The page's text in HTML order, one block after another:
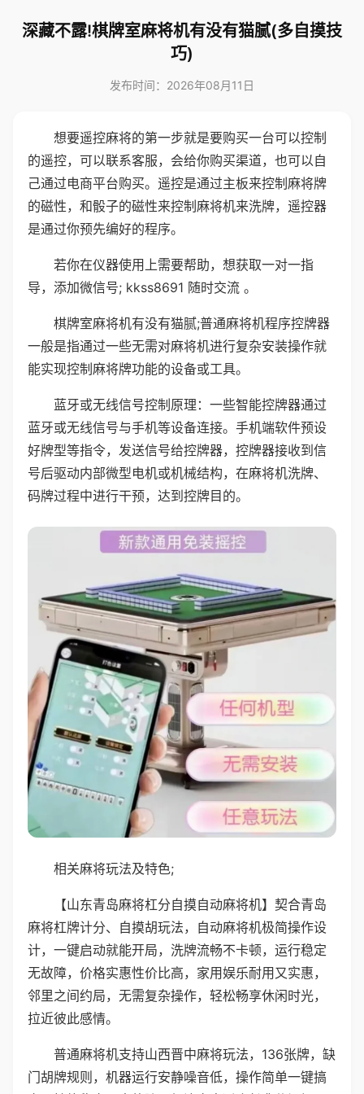
深藏不露!棋牌室麻将机有没有猫腻(多自摸技
巧)
发布时间：2026年08月11日
想要遥控麻将的第一步就是要购买一台可以控制
的遥控，可以联系客服，会给你购买渠道，也可以自
己通过电商平台购买。遥控是通过主板来控制麻将牌
的磁性，和骰子的磁性来控制麻将机来洗牌，遥控器
是通过你预先编好的程序。
若你在仪器使用上需要帮助，想获取一对一指
导，添加微信号; kkss8691 随时交流 。
棋牌室麻将机有没有猫腻;普通麻将机程序控牌器
一般是指通过一些无需对麻将机进行复杂安装操作就
能实现控制麻将牌功能的设备或工具。
蓝牙或无线信号控制原理：一些智能控牌器通过
蓝牙或无线信号与手机等设备连接。手机端软件预设
好牌型等指令，发送信号给控牌器，控牌器接收到信
号后驱动内部微型电机或机械结构，在麻将机洗牌、
码牌过程中进行干预，达到控牌目的。
相关麻将玩法及特色;
【山东青岛麻将杠分自摸自动麻将机】契合青岛
麻将杠牌计分、自摸胡玩法，自动麻将机极简操作设
计，一键启动就能开局，洗牌流畅不卡顿，运行稳定
无故障，价格实惠性价比高，家用娱乐耐用又实惠，
邻里之间约局，无需复杂操作，轻松畅享休闲时光，
拉近彼此感情。
普通麻将机支持山西晋中麻将玩法，136张牌，缺
门胡牌规则，机器运行安静噪音低，操作简单一键搞